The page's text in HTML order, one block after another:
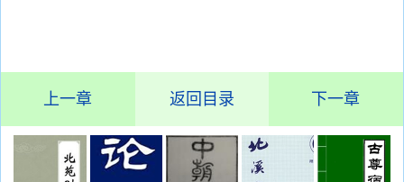
上一章 返回目录 下一章